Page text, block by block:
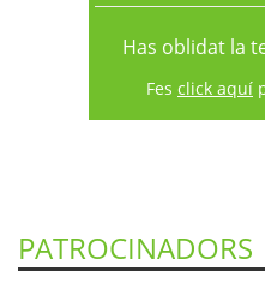
Has oblidat la
Fes click aquí
PATROCINADORS